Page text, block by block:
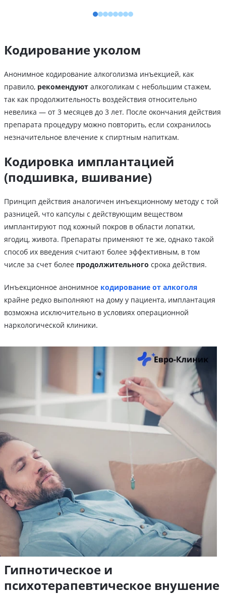
Кодирование уколом
Анонимное кодирование алкоголизма инъекцией, как
правило, рекомендуют алкоголикам с небольшим стажем,
так как продолжительность воздействия относительно
невелика — от 3 месяцев до 3 лет. После окончания действия
препарата процедуру можно повторить, если сохранилось
незначительное влечение к спиртным напиткам.
Кодировка имплантацией
(подшивка, вшивание)
Принцип действия аналогичен инъекционному методу с той
разницей, что капсулы с действующим веществом
имплантируют под кожный покров в области лопатки,
ягодиц, живота. Препараты применяют те же, однако такой
способ их введения считают более эффективным, в том
числе за счет более продолжительного срока действия.
Инъекционное анонимное кодирование от алкоголя
крайне редко выполняют на дому у пациента, имплантация
возможна исключительно в условиях операционной
наркологической клиники.
Гипнотическое и
психотерапевтическое внушение